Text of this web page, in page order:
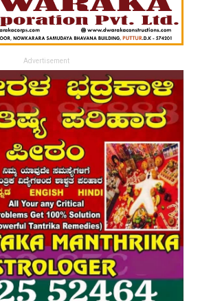
Advertisement